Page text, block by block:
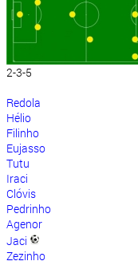
2-3-5
Redola
Hélio
Filinho
Eujasso
Tutu
Iraci
Clóvis
Pedrinho
Agenor
Jaci
Zezinho